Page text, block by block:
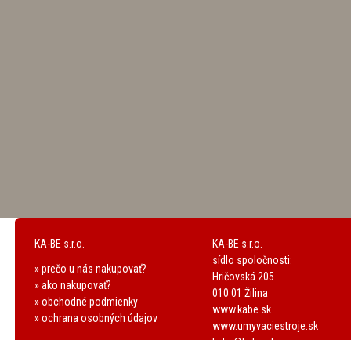
KA-BE s.r.o.
» prečo u nás nakupovať?
» ako nakupovať?
» obchodné podmienky
» ochrana osobných údajov
KA-BE s.r.o.
sídlo spoločnosti:
Hričovská 205
010 01 Žilina
www.kabe.sk
www.umyvaciestroje.sk